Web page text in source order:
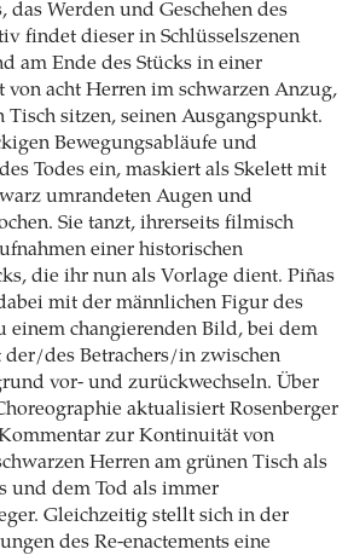
Werden und Geschehen des
findet dieser in Schlüsselszenen
am Ende des Stücks in einer
von acht Herren im schwarzen Anzug,
sitzen, seinen Ausgangspunkt.
Bewegungsabläufe und
Todes ein, maskiert als Skelett mit
umrandeten Augen und
Sie tanzt, ihrerseits filmisch
einer historischen
die ihr nun als Vorlage dient. Piñas
mit der männlichen Figur des
einem changierenden Bild, bei dem
des Betrachers/in zwischen
vor- und zurückwechseln. Über
aktualisiert Rosenberger
Kommentar zur Kontinuität von
Herren am grünen Tisch als
und dem Tod als immer
Gleichzeitig stellt sich in der
des Re-enactements eine